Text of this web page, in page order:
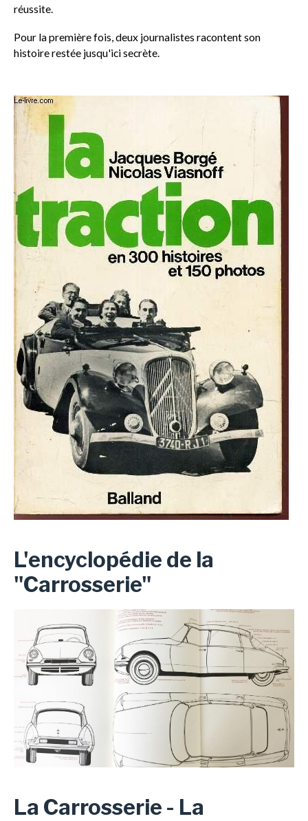
réussite.
Pour la première fois, deux journalistes racontent son
histoire restée jusqu'ici secrète.
L'encyclopédie de la
"Carrosserie"
La Carrosserie - La